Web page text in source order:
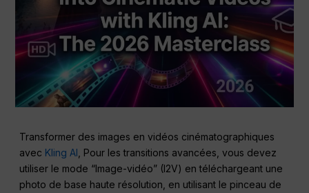
Transformer des images en vidéos cinématographiques
avec Kling AI , Pour les transitions avancées, vous devez
utiliser le mode “Image-vidéo” (I2V) en téléchargeant une
photo de base haute résolution, en utilisant le pinceau de